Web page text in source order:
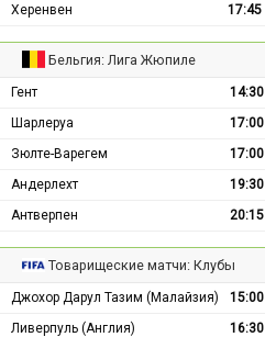
Херенвен
17:45
Бельгия: Лига Жюпиле
Гент 14:30
Шарлеруа
17:00
Зюлте-Варегем
17:00
Андерлехт
19:30
Антверпен
20:15
Товарищеские матчи: Клубы
Джохор Дарул Тазим (Малайзия) 15:00
Ливерпуль (Англия)
16:30